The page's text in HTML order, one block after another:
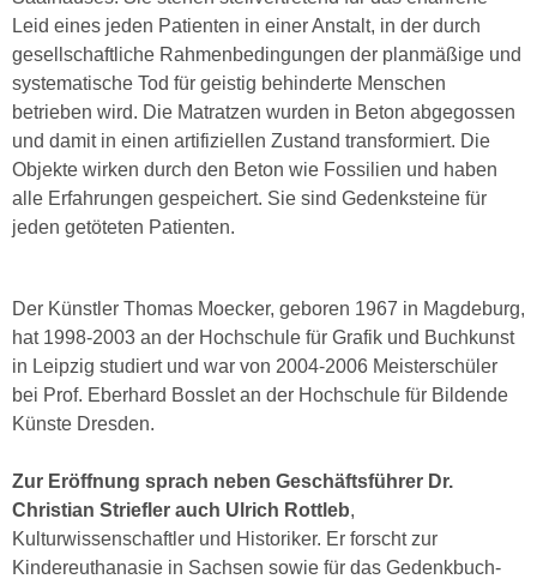
Leid eines jeden Patienten in einer Anstalt, in der durch
gesellschaftliche Rahmenbedingungen der planmäßige und
systematische Tod für geistig behinderte Menschen
betrieben wird. Die Matratzen wurden in Beton abgegossen
und damit in einen artifiziellen Zustand transformiert. Die
Objekte wirken durch den Beton wie Fossilien und haben
alle Erfahrungen gespeichert. Sie sind Gedenksteine für
jeden getöteten Patienten.
Der Künstler Thomas Moecker, geboren 1967 in Magdeburg,
hat 1998-2003 an der Hochschule für Grafik und Buchkunst
in Leipzig studiert und war von 2004-2006 Meisterschüler
bei Prof. Eberhard Bosslet an der Hochschule für Bildende
Künste Dresden.
Zur Eröffnung sprach neben Geschäftsführer Dr.
Christian Striefler auch Ulrich Rottleb,
Kulturwissenschaftler und Historiker. Er forscht zur
Kindereuthanasie in Sachsen sowie für das Gedenkbuch-